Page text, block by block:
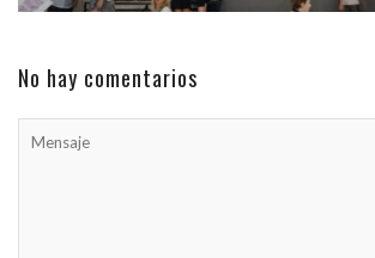
No hay comentarios